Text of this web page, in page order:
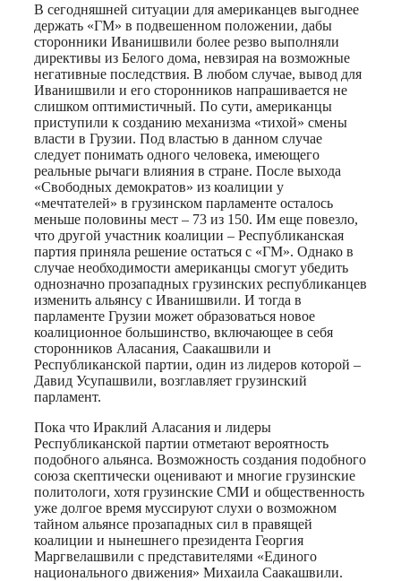
В сегодняшней ситуации для американцев выгоднее
держать «ГМ» в подвешенном положении, дабы
сторонники Иванишвили более резво выполняли
директивы из Белого дома, невзирая на возможные
негативные последствия. В любом случае, вывод для
Иванишвили и его сторонников напрашивается не
слишком оптимистичный. По сути, американцы
приступили к созданию механизма «тихой» смены
власти в Грузии. Под властью в данном случае
следует понимать одного человека, имеющего
реальные рычаги влияния в стране. После выхода
«Свободных демократов» из коалиции у
«мечтателей» в грузинском парламенте осталось
меньше половины мест – 73 из 150. Им еще повезло,
что другой участник коалиции – Республиканская
партия приняла решение остаться с «ГМ». Однако в
случае необходимости американцы смогут убедить
однозначно прозападных грузинских республиканцев
изменить альянсу с Иванишвили. И тогда в
парламенте Грузии может образоваться новое
коалиционное большинство, включающее в себя
сторонников Аласания, Саакашвили и
Республиканской партии, один из лидеров которой –
Давид Усупашвили, возглавляет грузинский
парламент.
Пока что Ираклий Аласания и лидеры
Республиканской партии отметают вероятность
подобного альянса. Возможность создания подобного
союза скептически оценивают и многие грузинские
политологи, хотя грузинские СМИ и общественность
уже долгое время муссируют слухи о возможном
тайном альянсе прозападных сил в правящей
коалиции и нынешнего президента Георгия
Маргвелашвили с представителями «Единого
национального движения» Михаила Саакашвили.